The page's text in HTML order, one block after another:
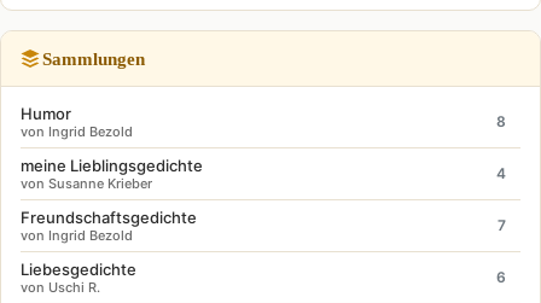
Sammlungen
Humor
von Ingrid Bezold
8
meine Lieblingsgedichte
von Susanne Krieber
4
Freundschaftsgedichte
von Ingrid Bezold
7
Liebesgedichte
von Uschi R.
6